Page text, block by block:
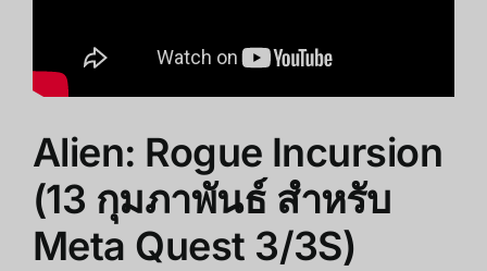
Alien: Rogue Incursion
(13 กุมภาพันธ์ สำหรับ
Meta Quest 3/3S)